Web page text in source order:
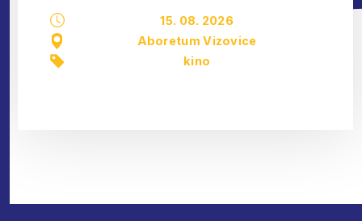
15. 08. 2026
Aboretum Vizovice
kino